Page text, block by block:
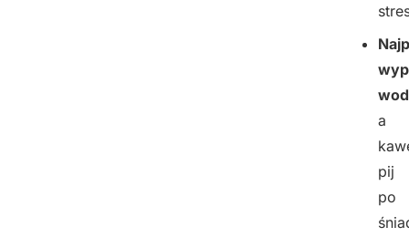
a
pij
po